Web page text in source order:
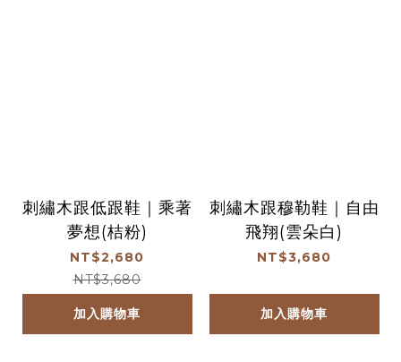
刺繡木跟低跟鞋｜乘著
夢想(桔粉)
NT$2,680
NT$3,680
加入購物車
刺繡木跟穆勒鞋｜自由
飛翔(雲朵白)
NT$3,680
加入購物車